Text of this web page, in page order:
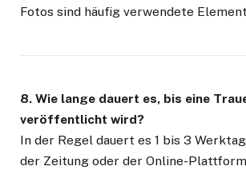
Fotos sind häufig verwendete
8. Wie lange dauert es, bis eine
veröffentlicht wird?
In der Regel dauert es 1 bis 3
der Zeitung oder der Online-